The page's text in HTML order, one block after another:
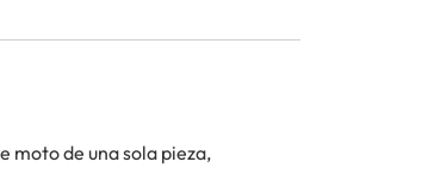
moto de una sola pieza,